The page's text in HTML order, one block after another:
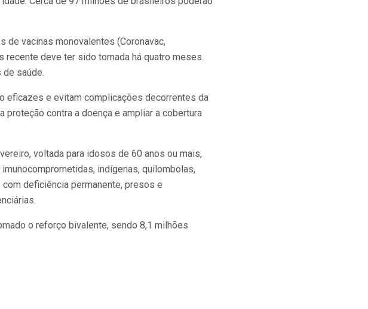
de vacinas monovalentes (Coronavac,
deve ter sido tomada há quatro meses.
de saúde.
eficazes e evitam complicações decorrentes da
proteção contra a doença e ampliar a cobertura
voltada para idosos de 60 anos ou mais,
indígenas, quilombolas,
deficiência permanente, presos e
o reforço bivalente, sendo 8,1 milhões